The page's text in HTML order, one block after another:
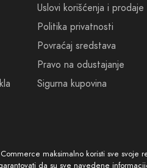
i radost koji će vam
Chogan parfema i prepustite
Uslovi korišćenja i prodaje
Politika privatnosti
Povraćaj sredstava
Pravo na odustajanje
Sigurna kupovina
maksimalno koristi sve svoje
da su sve navedene